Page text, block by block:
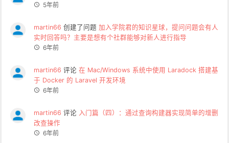
5年前
martin66 创建了问题 加入学院君的知识星球，提问问题会有人
实时回答吗？主要是想有个社群能够对新人进行指导
6年前
martin66 评论 在 Mac/Windows 系统中使用 Laradock 搭建基
于 Docker 的 Laravel 开发环境
6年前
martin66 评论 入门篇（四）：通过查询构建器实现简单的增删
改查操作
6年前